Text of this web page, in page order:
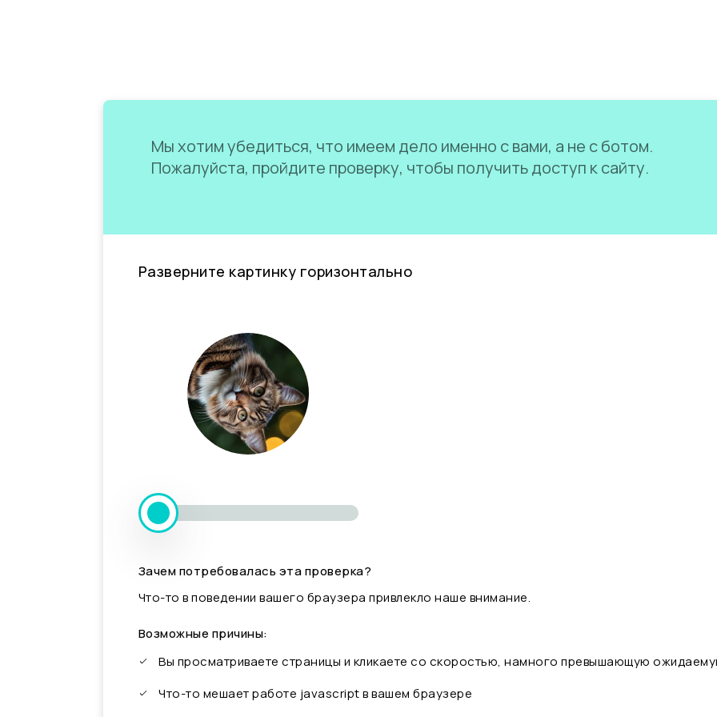
Мы хотим убедиться, что имеем дело именно с вами, а не с ботом.
Пожалуйста, пройдите проверку, чтобы получить доступ к сайту.
Разверните картинку горизонтально
Зачем потребовалась эта проверка?
Что-то в поведении вашего браузера привлекло наше внимание.
Возможные причины:
Вы просматриваете страницы и кликаете со скоростью, намного превышающую
Что-то мешает работе javascript в вашем браузере